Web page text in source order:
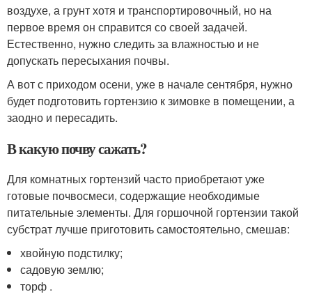
воздухе, а грунт хотя и транспортировочный, но на
первое время он справится со своей задачей.
Естественно, нужно следить за влажностью и не
допускать пересыхания почвы.
А вот с приходом осени, уже в начале сентября, нужно
будет подготовить гортензию к зимовке в помещении, а
заодно и пересадить.
В какую почву сажать?
Для комнатных гортензий часто приобретают уже
готовые почвосмеси, содержащие необходимые
питательные элементы. Для горшочной гортензии такой
субстрат лучше приготовить самостоятельно, смешав:
хвойную подстилку;
садовую землю;
торф .